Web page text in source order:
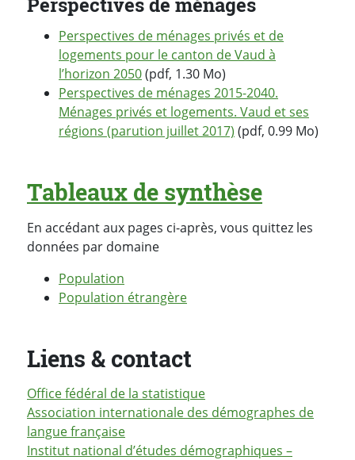
Perspectives de ménages privés et de
logements pour le canton de Vaud à
l’horizon 2050(pdf, 1.30 Mo)
Perspectives de ménages 2015-2040.
Ménages privés et logements. Vaud et ses
régions (parution juillet 2017) (pdf, 0.99 Mo)
Tableaux de synthèse
En accédant aux pages ci-après, vous quittez les
données par domaine
Population
Population étrangère
Liens & contact
Office fédéral de la statistique
Association internationale des démographes de
langue française
Institut national d’études démographiques –